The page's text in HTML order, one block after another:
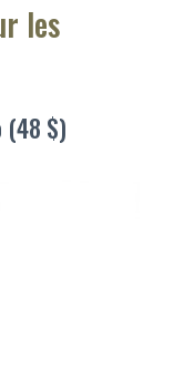
les
(48 $)